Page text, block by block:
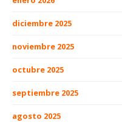
diciembre 2025
noviembre 2025
octubre 2025
septiembre 2025
agosto 2025